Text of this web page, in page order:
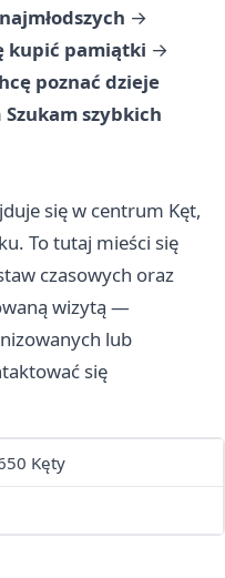
→
kupić pamiątki →
poznać dzieje
Szukam szybkich
się w centrum Kęt,
To tutaj mieści się
czasowych oraz
wizytą —
lub
się
Kęty